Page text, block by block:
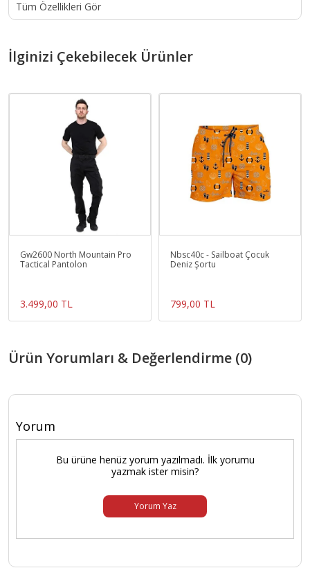
Tüm Özellikleri Gör
İlginizi Çekebilecek Ürünler
Gw2600 North Mountain Pro
Tactical Pantolon
3.499,00 TL
Nbsc40c - Sailboat Çocuk
Deniz Şortu
799,00 TL
Ürün Yorumları & Değerlendirme (0)
Yorum
Bu ürüne henüz yorum yazılmadı. İlk yorumu
yazmak ister misin?
Yorum Yaz